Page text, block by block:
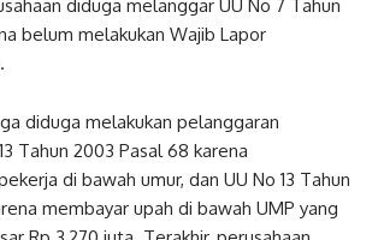
diduga melanggar UU No 7 Tahun
belum melakukan Wajib Lapor
diduga melakukan pelanggaran
Tahun 2003 Pasal 68 karena
di bawah umur, dan UU No 13 Tahun
membayar upah di bawah UMP yang